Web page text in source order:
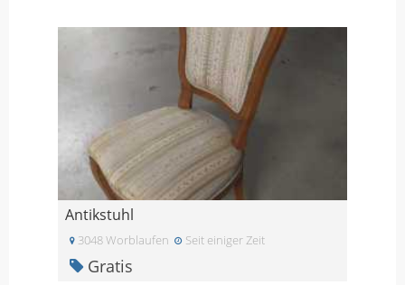
Antikstuhl
3048 Worblaufen Seit einiger Zeit
Gratis